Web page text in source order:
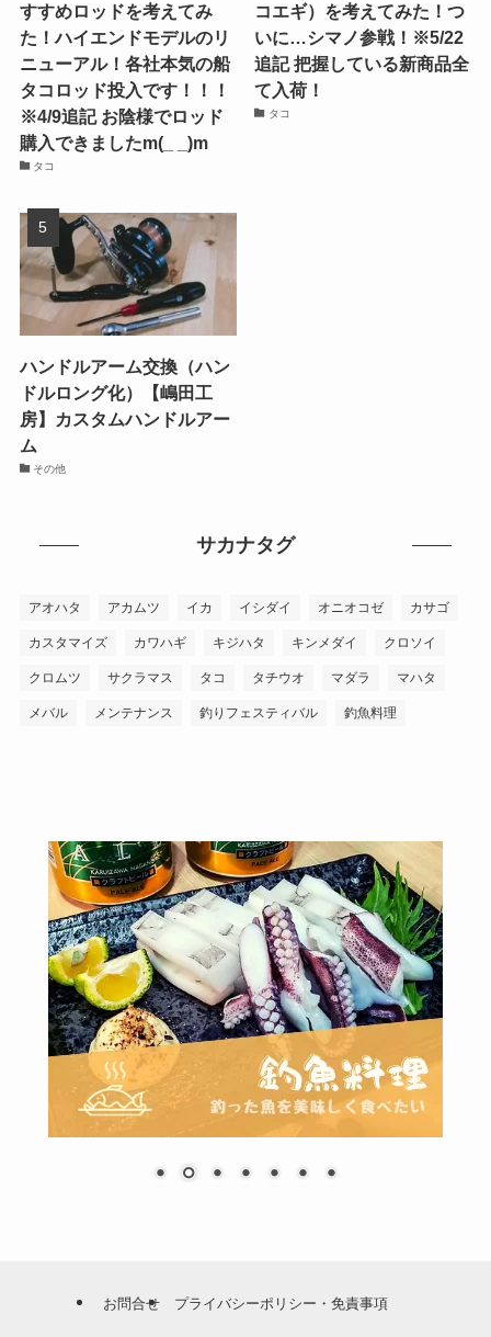
すすめロッドを考えてみ
た！ハイエンドモデルのリ
ニューアル！各社本気の船
タコロッド投入です！！！
※4/9追記 お陰様でロッド
購入できましたm(_ _)m
タコ
コエギ）を考えてみた！つ
いに…シマノ参戦！※5/22
追記 把握している新商品全
て入荷！
タコ
ハンドルアーム交換（ハン
ドルロング化）【嶋田工
房】カスタムハンドルアー
ム
その他
サカナタグ
アオハタ アカムツ イカ イシダイ オニオコゼ カサゴ
カスタマイズ カワハギ キジハタ キンメダイ クロソイ
クロムツ サクラマス タコ タチウオ マダラ マハタ
メバル メンテナンス 釣りフェスティバル 釣魚料理
お問合せ プライバシーポリシー・免責事項